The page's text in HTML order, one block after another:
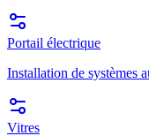
Portail électrique
Installation de systèmes
Vitres